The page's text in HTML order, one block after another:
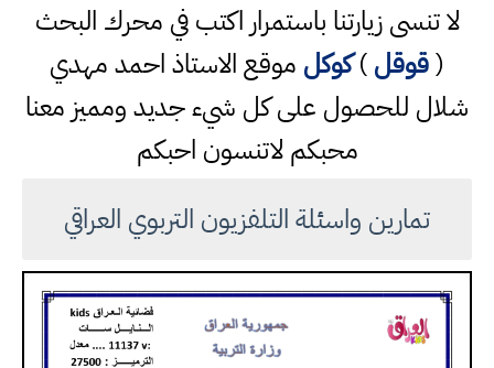
لا تنسى زيارتنا باستمرار اكتب في محرك البحث
(قوقل)كوكل موقع الاستاذ احمد مهدي
شلال للحصول على كل شيء جديد ومميز معنا
محبكم لاتنسون احبكم
تمارين واسئلة التلفزيون التربوي العراقي